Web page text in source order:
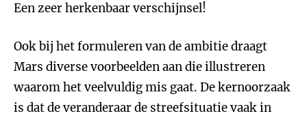
Een zeer herkenbaar verschijnsel!
Ook bij het formuleren van de ambitie draagt
Mars diverse voorbeelden aan die illustreren
waarom het veelvuldig mis gaat. De kernoorzaak
is dat de veranderaar de streefsituatie vaak in